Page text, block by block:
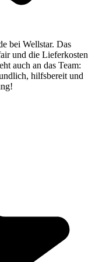
bei Wellstar. Das
und die Lieferkosten
auch an das Team:
hilfsbereit und